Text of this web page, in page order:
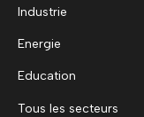
Industrie
Energie
Education
Tous les secteurs